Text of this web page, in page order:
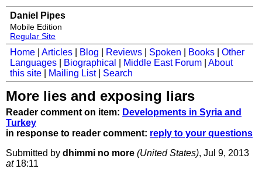
Daniel Pipes
Mobile Edition
Regular Site
Home Articles Blog Reviews Spoken Books
Other
Languages
Biographical Middle East Forum
About
this site
Mailing List| Search
More lies and exposing liars
Reader comment on item: Developments in Syria and
Turkey
in response to reader comment: reply to your questions
Submitted by dhimmi no more (United States), Jul 9, 2013
at18:11